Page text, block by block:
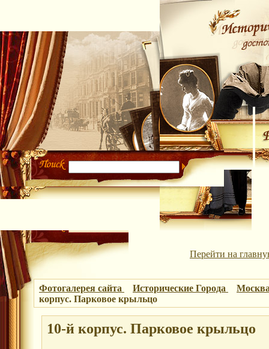
Перейти на
Фотогалерея сайта Исторические Города
корпус. Парковое крыльцо
10-й корпус. Парковое крыльцо